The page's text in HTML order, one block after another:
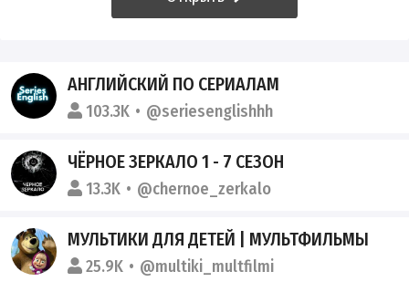
АНГЛИЙСКИЙ ПО СЕРИАЛАМ
103.3K @seriesenglishhh
ЧЁРНОЕ ЗЕРКАЛО 1 - 7 СЕЗОН
13.3K @chernoe_zerkalo
МУЛЬТИКИ ДЛЯ ДЕТЕЙ | МУЛЬТФИЛЬМЫ
25.9K @multiki_multfilmi